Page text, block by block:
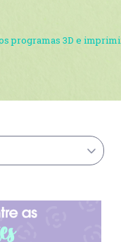
programas 3D e